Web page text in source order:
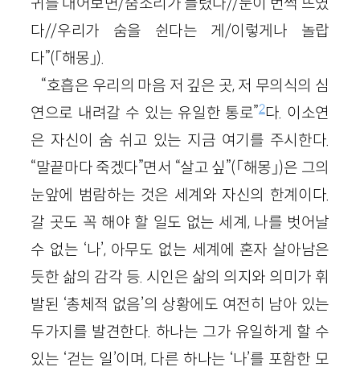
다//우리가 숨을 쉰다는 게/이렇게나 놀랍
다”(「해몽」).
“호흡은 우리의 마음 저 깊은 곳, 저 무의식의 심
연으로 내려갈 수 있는 유일한 통로”2다. 이소연
은 자신이 숨 쉬고 있는 지금 여기를 주시한다.
“말끝마다 죽겠다”면서 “살고 싶”(「해몽」)은 그의
눈앞에 범람하는 것은 세계와 자신의 한계이다.
갈 곳도 꼭 해야 할 일도 없는 세계, 나를 벗어날
수 없는 ‘나’, 아무도 없는 세계에 혼자 살아남은
듯한 삶의 감각 등. 시인은 삶의 의지와 의미가 휘
발된 ‘총체적 없음’의 상황에도 여전히 남아 있는
두가지를 발견한다. 하나는 그가 유일하게 할 수
있는 ‘걷는 일’이며, 다른 하나는 ‘나’를 포함한 모